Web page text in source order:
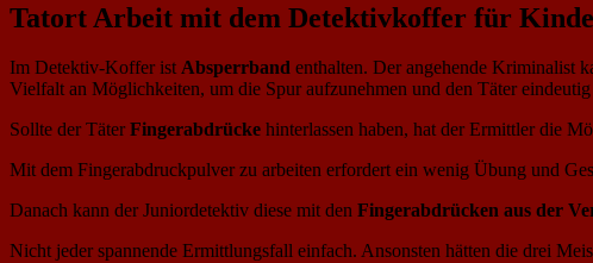
Tatort Arbeit mit dem Detektivkoffer für
Im Detektiv-Koffer istAbsperrband enthalten. Der angehende Kriminalist
Vielfalt an Möglichkeiten, um die Spur aufzunehmen und den Täter
Sollte der Täter Fingerabdrücke hinterlassen haben, hat der Ermittler die
Mit dem Fingerabdruckpulver zu arbeiten erfordert ein wenig Übung und
Danach kann der Juniordetektiv diese mit den Fingerabdrücken aus der
Nicht jeder spannende Ermittlungsfall einfach. Ansonsten hätten die drei